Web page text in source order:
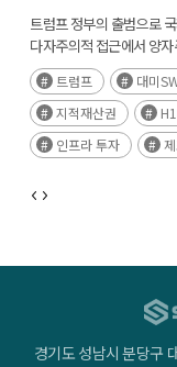
트럼프 정부의 출범으로
다자주의적 접근에서 양
인사들을 대거 기용했다.
한국의 직접적인 SW對美
않을 것으로 예상된다. 비
강화, 망중립성 폐지, 인터
친화적 정책 등이 한국에도
트럼프 대미
지적재산권
인프라 투자
경기도 성남시 분당구